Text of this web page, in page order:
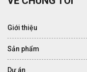
Giới thiệu
Sản phẩm
Dự án